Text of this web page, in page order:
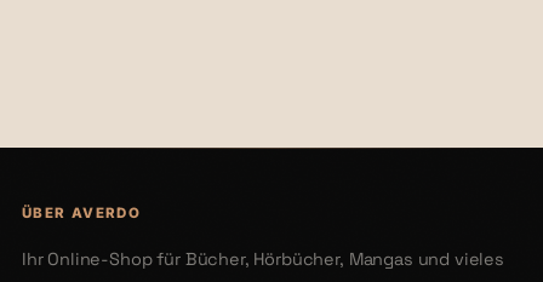
ÜBER AVERDO
Ihr Online-Shop für Bücher, Hörbücher, Mangas und vieles